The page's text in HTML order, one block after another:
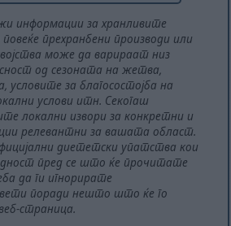
информации за хранливите
прехранбени производи или
може да варираат низ
од сезоната на жетва,
условите за благосостојба на
услови итн. Секогаш
локални извори за конкретни и
релевантни за вашата област.
диететски упатства кои
пред се што ќе прочитате
да ги игнорирате
поради нешто што ќе го
страница.